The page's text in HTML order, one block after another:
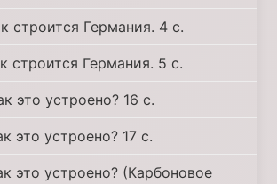
строится Германия. 4 с.
строится Германия. 5 с.
это устроено? 16 с.
это устроено? 17 с.
это устроено? (Карбоновое